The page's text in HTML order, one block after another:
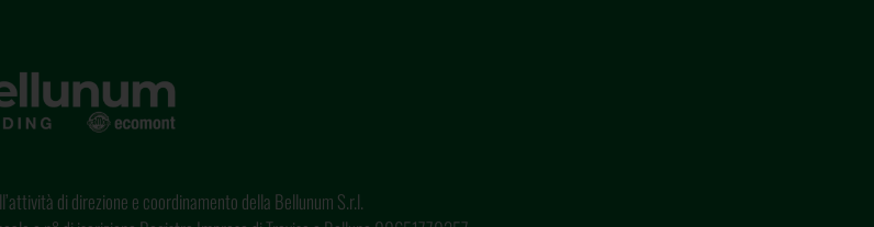
di direzione e coordinamento della Bellunum S.r.l.